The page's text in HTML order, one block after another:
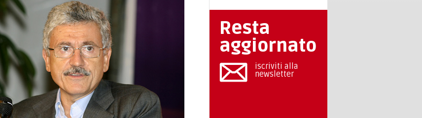
Resta
aggiornato
iscriviti alla
newsletter